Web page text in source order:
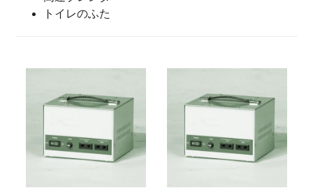
トイレのふた